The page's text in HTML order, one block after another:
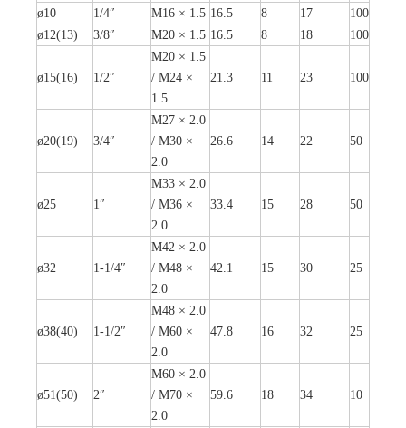
ø10
1/4″ M16 × 1.5 16.5 8 17
100
ø12(13)
3/8″ M20 × 1.5 16.5 8 18 100
ø15(16) 1/2″
M20 × 1.5
/ M24 ×
1.5
21.3 11 23 100
ø20(19) 3/4″
M27 × 2.0
/ M30 ×
2.0
26.6 14 22 50
ø25 1″
M33 × 2.0
/ M36 ×
2.0
33.4 15 28 50
ø32 1-1/4″
M42 × 2.0
/ M48 ×
2.0
42.1 15 30 25
ø38(40) 1-1/2″
M48 × 2.0
/ M60 ×
2.0
47.8 16 32 25
ø51(50) 2″
M60 × 2.0
/ M70 ×
2.0
59.6 18 34 10